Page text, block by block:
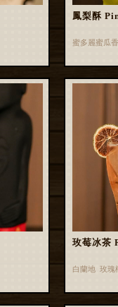
鳳梨酥
蜜多麗蜜瓜
玫莓冰茶
白蘭地 玫瑰